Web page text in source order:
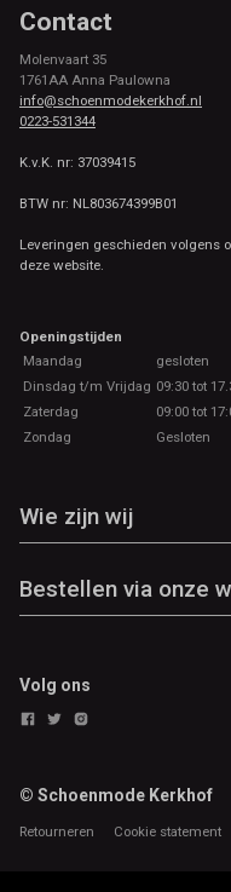
Contact
Molenvaart 35
1761AA Anna Paulowna
info@schoenmodekerkhof.nl
0223-531344
K.v.K. nr: 37039415
BTW nr: NL803674399B01
Leveringen geschieden volgens
deze website.
Openingstijden
Maandag
gesloten
Dinsdag t/m Vrijdag 09:30 tot
Zaterdag
09:00 tot
Zondag
Gesloten
Wie zijn wij
Bestellen via onze
Volg ons
© Schoenmode Kerkhof
Retourneren Cookie statement